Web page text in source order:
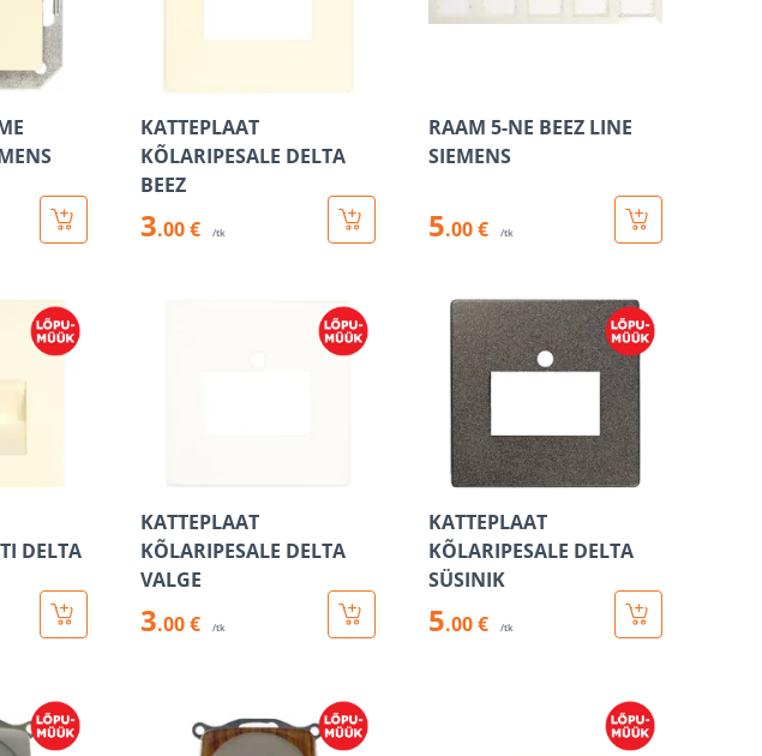
KATTEPLAAT
KÕLARIPESALE DELTA
BEEZ
3.00 € /tk
RAAM 5-NE BEEZ LINE
SIEMENS
5.00 € /tk
DELTA
KATTEPLAAT
KÕLARIPESALE DELTA
VALGE
3.00 € /tk
KATTEPLAAT
KÕLARIPESALE DELTA
SÜSINIK
5.00 € /tk